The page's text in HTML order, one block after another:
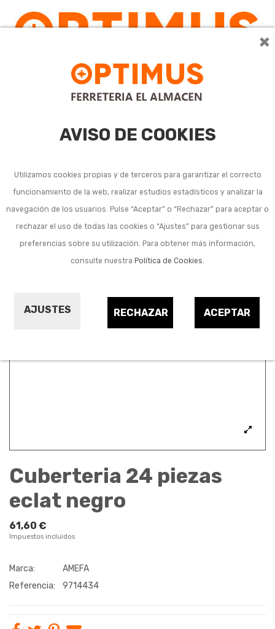
×
AVISO DE COOKIES
Utilizamos cookies propias y de terceros para garantizar el correcto
funcionamiento de la web, realizar estudios estadísticos y analizar la
navegación de los usuarios. Pulse “Aceptar” o “Rechazar” para aceptar o
rechazar el uso de todas las cookies o “Ajustes” para gestionar sus
preferencias sobre su utilización. Para obtener más información,
consulte nuestra Política de Cookies.
AJUSTES ACEPTAR
RECHAZAR
Cuberteria 24 piezas
eclat negro
61,60 €
Impuestos incluidos
Marca:
AMEFA
Referencia:
9714434